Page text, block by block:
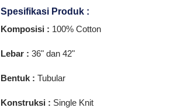
Spesifikasi Produk :
Komposisi : 100% Cotton
Lebar : 36" dan 42"
Bentuk : Tubular
Konstruksi : Single Knit